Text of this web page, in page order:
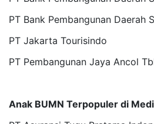
PT Bank Pembangunan Daerah
PT Jakarta Tourisindo
PT Pembangunan Jaya Ancol
Anak BUMN Terpopuler di